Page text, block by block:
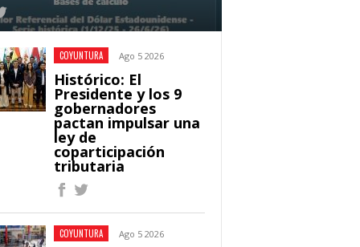
COYUNTURA Ago 5 2026
Histórico: El
Presidente y los 9
gobernadores
pactan impulsar una
ley de
coparticipación
tributaria
COYUNTURA Ago 5 2026